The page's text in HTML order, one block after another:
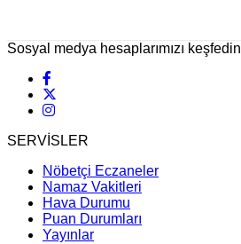
Sosyal medya hesaplarımızı keşfedin
SERVİSLER
Nöbetçi Eczaneler
Namaz Vakitleri
Hava Durumu
Puan Durumları
Yayınlar